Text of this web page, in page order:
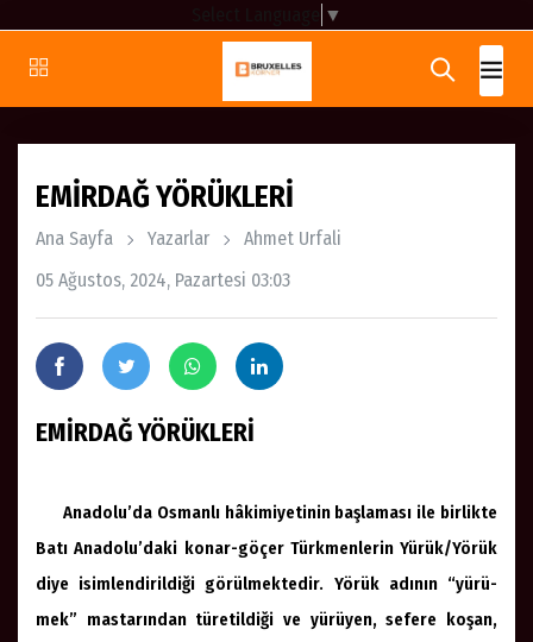
▼
EMİRDAĞ YÖRÜKLERİ
Ana Sayfa Yazarlar
Ahmet Urfali
05 Ağustos, 2024, Pazartesi 03:03
EMİRDAĞ YÖRÜKLERİ
Anadolu’da Osmanlı hâkimiyetinin başlaması ile birlikte
Batı Anadolu’daki konar-göçer Türkmenlerin Yürük/Yörük
diye isimlendirildiği görülmektedir. Yörük adının “yürü-
mek” mastarından türetildiği ve yürüyen, sefere koşan,